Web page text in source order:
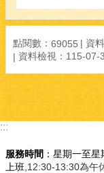
點閱數： 69055 資
資料檢視： 115-07-
:::
服務時間 ：星期一至
上班 ,12:30-13:30為午